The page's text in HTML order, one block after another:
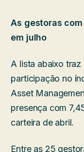
As gestoras
em julho
A lista abaixo
participação no
Asset
presença com
carteira de abril.
Entre as 25